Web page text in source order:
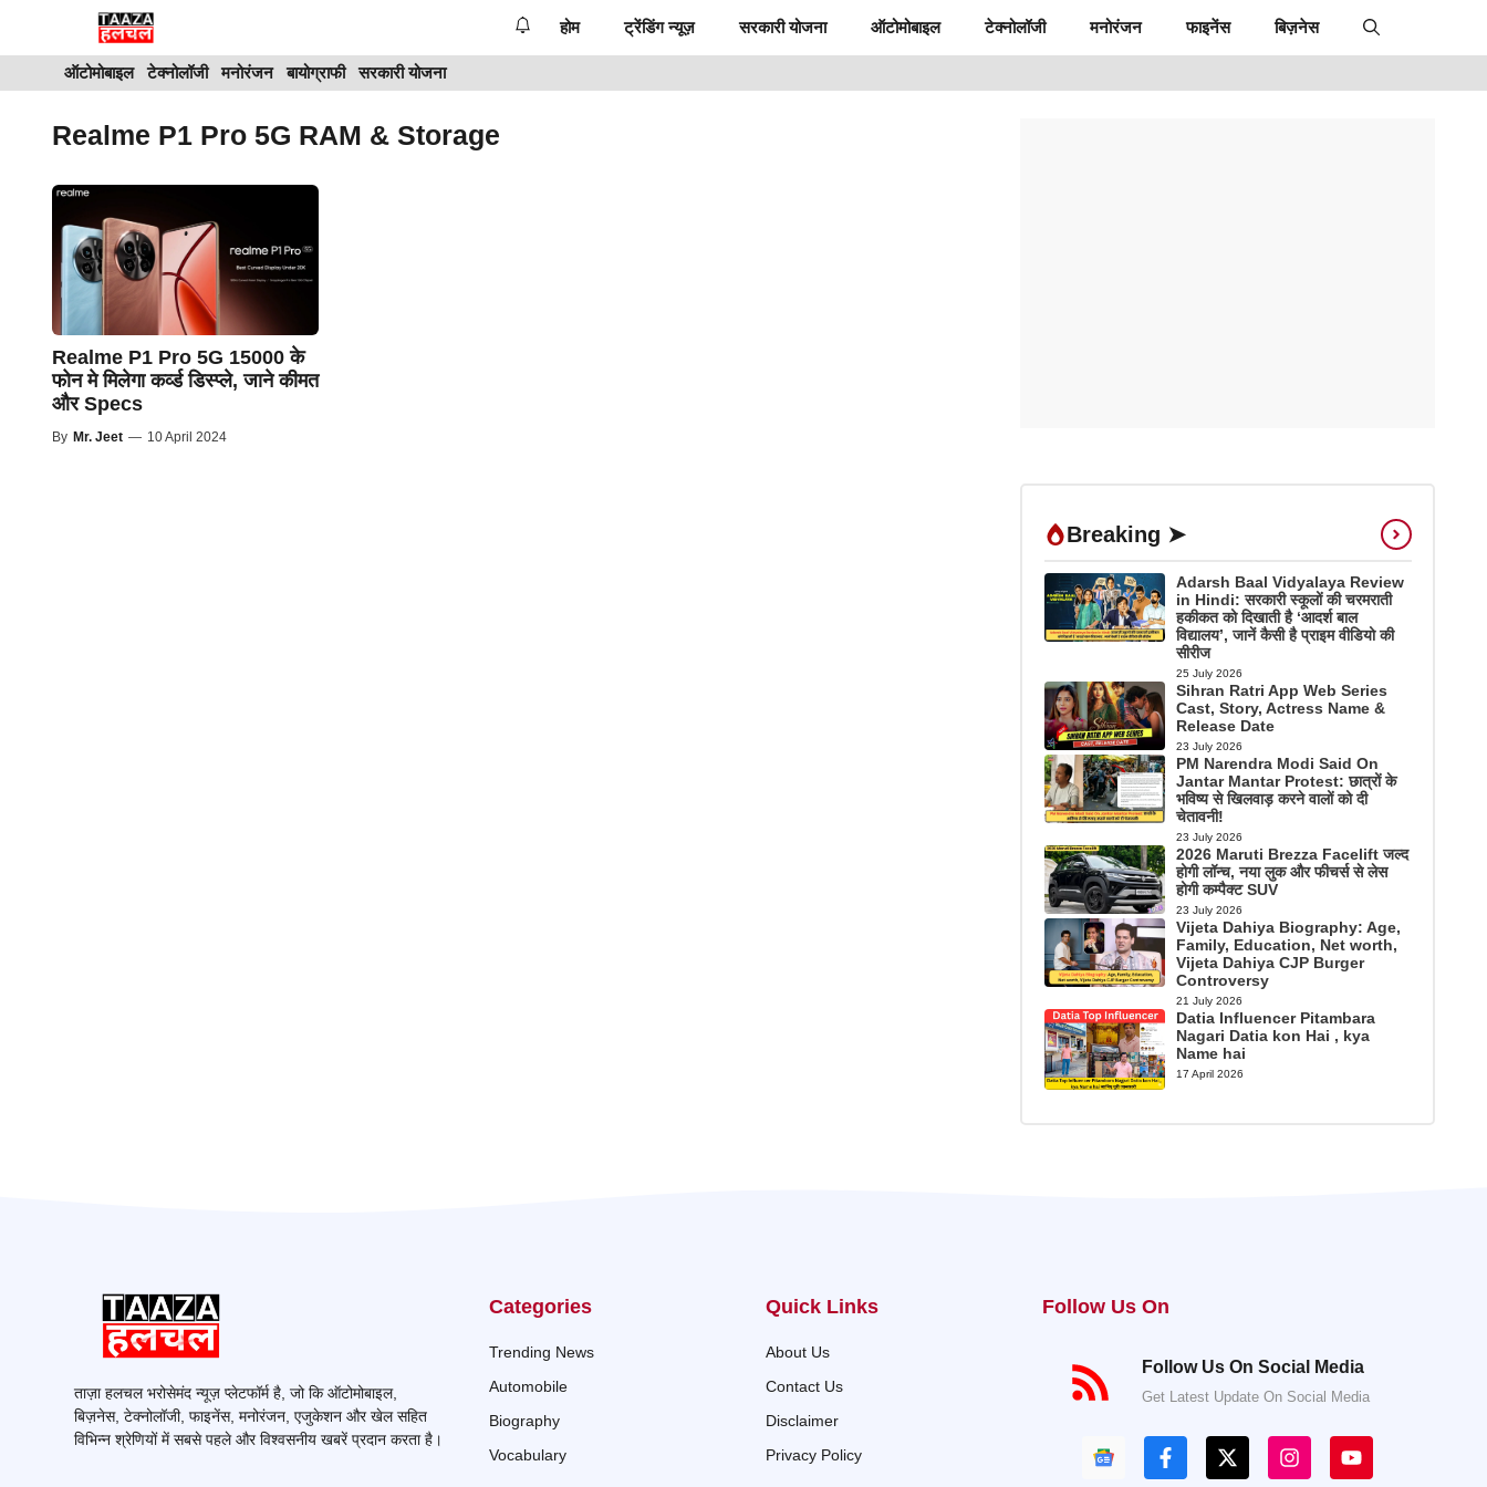
content
होम ट्रेंडिंग न्यूज़ सरकारी योजना ऑटोमोबाइल टेक्नोलॉजी मनोरंजन फाइनेंस बिज़नेस
ऑटोमोबाइल टेक्नोलॉजी मनोरंजन बायोग्राफी सरकारी योजना
Realme P1 Pro 5G RAM & Storage
Realme P1 Pro 5G 15000 के
फोन मे मिलेगा कर्व्ड डिस्प्ले, जाने कीमत
और Specs
By Mr. Jeet — 10 April 2024
Breaking ➤
Adarsh Baal Vidyalaya Review
in Hindi: सरकारी स्कूलों की चरमराती
हकीकत को दिखाती है ‘आदर्श बाल
विद्यालय’, जानें कैसी है प्राइम वीडियो की
सीरीज
25 July 2026
Sihran Ratri App Web Series
Cast, Story, Actress Name &
Release Date
23 July 2026
PM Narendra Modi Said On
Jantar Mantar Protest: छात्रों के
भविष्य से खिलवाड़ करने वालों को दी
चेतावनी!
23 July 2026
2026 Maruti Brezza Facelift जल्द
होगी लॉन्च, नया लुक और फीचर्स से लेस
होगी कम्पैक्ट SUV
23 July 2026
Vijeta Dahiya Biography: Age,
Family, Education, Net worth,
Vijeta Dahiya CJP Burger
Controversy
21 July 2026
Datia Influencer Pitambara
Nagari Datia kon Hai , kya
Name hai
17 April 2026
ताज़ा हलचल भरोसेमंद न्यूज़ प्लेटफॉर्म है, जो कि ऑटोमोबाइल,
बिज़नेस, टेक्नोलॉजी, फाइनेंस, मनोरंजन, एजुकेशन और खेल सहित
विभिन्न श्रेणियों में सबसे पहले और विश्वसनीय खबरें प्रदान करता है।
Categories
Trending News
Automobile
Biography
Vocabulary
Quick Links
About Us
Contact Us
Disclaimer
Privacy Policy
Follow Us On
Follow Us On Social Media
Get Latest Update On Social Media